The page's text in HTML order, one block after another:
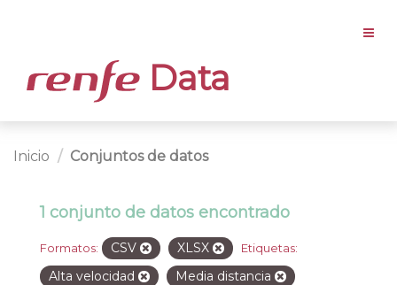
Data
Inicio Conjuntos de datos
1 conjunto de datos encontrado
Formatos: CSV XLSX Etiquetas:
Alta velocidad
Media distancia